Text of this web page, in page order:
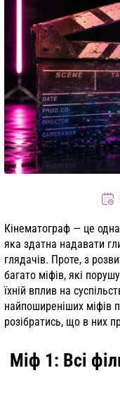
Кінематограф — це
яка здатна надавати
глядачів. Проте, з
багато міфів, які
їхній вплив на
найпоширеніших міфів
розібратись, що в них
Міф 1: Всі